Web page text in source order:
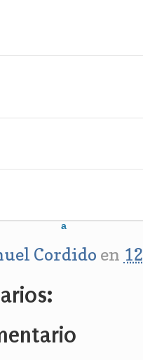
a
Cordido en